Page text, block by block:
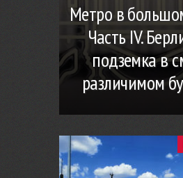
Метро в
Часть IV.
подземка в
различимом